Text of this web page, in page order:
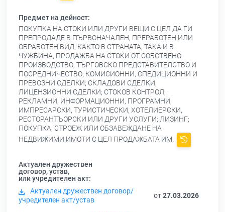
Предмет на дейност:
ПОКУПКА НА СТОКИ ИЛИ ДРУГИ ВЕЩИ С ЦЕЛ ДА ГИ
ПРЕПРОДАДЕ В ПЪРВОНАЧАЛЕН, ПРЕРАБОТЕН ИЛИ
ОБРАБОТЕН ВИД, КАКТО В СТРАНАТА, ТАКА И В
ЧУЖБИНА, ПРОДАЖБА НА СТОКИ ОТ СОБСТВЕНО
ПРОИЗВОДСТВО, ТЪРГОВСКО ПРЕДСТАВИТЕЛСТВО И
ПОСРЕДНИЧЕСТВО, КОМИСИОННИ, СПЕДИЦИОННИ И
ПРЕВОЗНИ СДЕЛКИ; СКЛАДОВИ СДЕЛКИ,
ЛИЦЕНЗИОННИ СДЕЛКИ; СТОКОВ КОНТРОЛ;
РЕКЛАМНИ, ИНФОРМАЦИОННИ, ПРОГРАМНИ,
ИМПРЕСАРСКИ, ТУРИСТИЧЕСКИ, ХОТЕЛИЕРСКИ,
РЕСТОРАНТЪОРСКИ ИЛИ ДРУГИ УСЛУГИ; ЛИЗИНГ;
ПОКУПКА, СТРОЕЖ ИЛИ ОБЗАВЕЖДАНЕ НА
НЕДВИЖИМИ ИМОТИ С ЦЕЛ ПРОДАЖБАТА ИМ.
Актуален дружествен
договор, устав,
или учредителен акт:
Актуален дружествен договор/
учредителен акт/устав
от27.03.2026